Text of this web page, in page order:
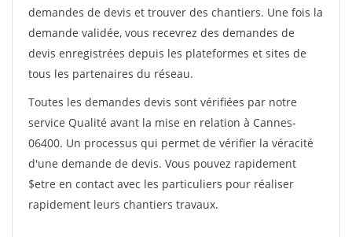
demandes de devis et trouver des chantiers. Une fois la
demande validée, vous recevrez des demandes de
devis enregistrées depuis les plateformes et sites de
tous les partenaires du réseau.
Toutes les demandes devis sont vérifiées par notre
service Qualité avant la mise en relation à Cannes-
06400. Un processus qui permet de vérifier la véracité
d'une demande de devis. Vous pouvez rapidement
$etre en contact avec les particuliers pour réaliser
rapidement leurs chantiers travaux.